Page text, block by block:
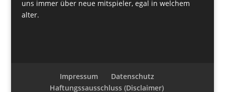
uns immer über neue mitspieler, egal in welchem
alter.
Impressum
Datenschutz
Haftungssausschluss (Disclaimer)